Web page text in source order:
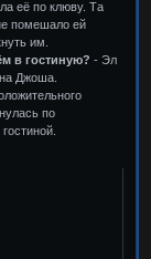
её по клюву. Та
помешало ей
им.
в гостиную? - Эл
Джоша.
по